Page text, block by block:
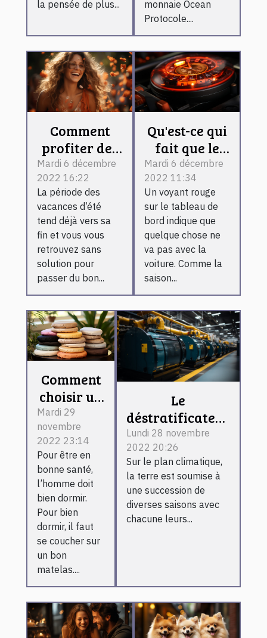
la pensée de plus...
monnaie Ocean
Protocole....
Comment
profiter des
derniers
moments de
l’été ?
Mardi 6 décembre
2022 16:22
La période des
vacances d’été
tend déjà vers sa
fin et vous vous
retrouvez sans
solution pour
passer du bon...
Qu'est-ce qui
fait que le
voyant de la
batterie
s'allume ?
Mardi 6 décembre
2022 11:34
Un voyant rouge
sur le tableau de
bord indique que
quelque chose ne
va pas avec la
voiture. Comme la
saison...
Comment
choisir un
coussin
spa ?
Mardi 29
novembre
2022 23:14
Pour être en
bonne santé,
l’homme doit
bien dormir.
Pour bien
dormir, il faut
se coucher sur
un bon
matelas....
Le
déstratificateur
d’air : ce que
c’est et son
fonctionnement
Lundi 28 novembre
2022 20:26
Sur le plan climatique,
la terre est soumise à
une succession de
diverses saisons avec
chacune leurs...